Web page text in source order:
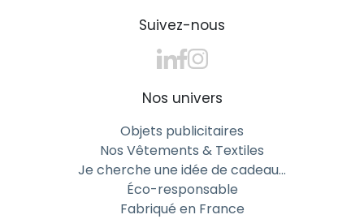
Suivez-nous
Nos univers
Objets publicitaires
Nos Vêtements & Textiles
Je cherche une idée de cadeau…
Éco-responsable
Fabriqué en France